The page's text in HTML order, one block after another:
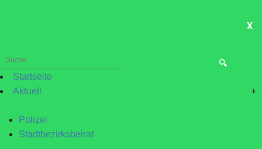
X
Suche
nach:Startseite
Aktuell
+
Polizei
Stadtbezirksbeirat